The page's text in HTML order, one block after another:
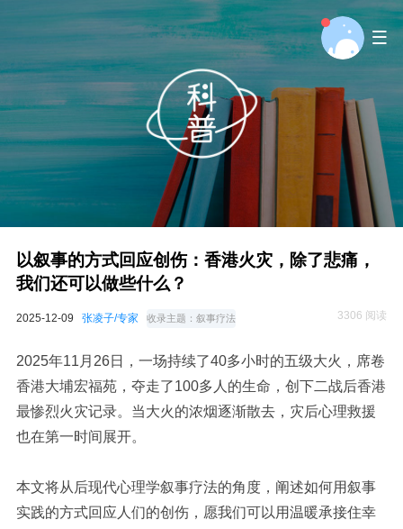
以叙事的方式回应创伤：香港火灾，除了悲痛，
我们还可以做些什么？
2025-12-09 张凌子/专家 收录主题： 叙事疗法 3306 阅读
2025年11月26日，一场持续了40多小时的五级大火，席卷
香港大埔宏福苑，夺走了100多人的生命，创下二战后香港
最惨烈火灾记录。当大火的浓烟逐渐散去，灾后心理救援
也在第一时间展开。
本文将从后现代心理学叙事疗法的角度，阐述如何用叙事
实践的方式回应人们的创伤，愿我们可以用温暖承接住幸